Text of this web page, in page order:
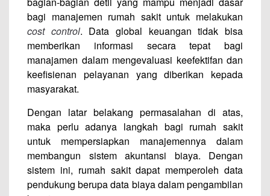
bagi manajemen rumah sakit untuk melakukan
cost control. Data global keuangan tidak bisa
memberikan informasi secara tepat bagi
manajamen dalam mengevaluasi keefektifan dan
keefisienan pelayanan yang diberikan kepada
masyarakat.
Dengan latar belakang permasalahan di atas,
maka perlu adanya langkah bagi rumah sakit
untuk mempersiapkan manajemennya dalam
membangun sistem akuntansi biaya. Dengan
sistem ini, rumah sakit dapat memperoleh data
pendukung berupa data biaya dalam pengambilan